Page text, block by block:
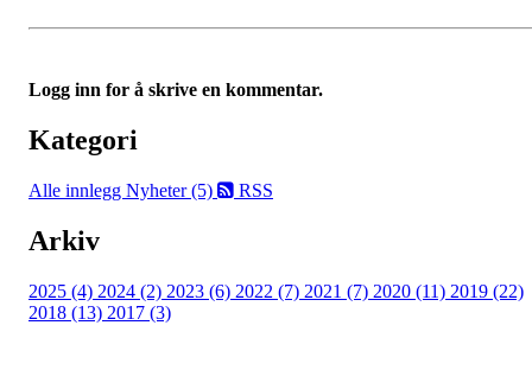
Logg inn for å skrive en kommentar.
Kategori
Alle innlegg Nyheter (5) RSS
Arkiv
2025 (4) 2024 (2) 2023 (6) 2022 (7) 2021 (7) 2020 (11) 2019 (22)
2018 (13) 2017 (3)